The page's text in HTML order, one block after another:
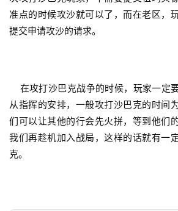
准点的时候攻沙就可以了，而在老区，
提交申请攻沙的请求。
在攻打沙巴克战争的时候，玩家一定
从指挥的安排，一般攻打沙巴克的时间
们可以让其他的行会先火拼，等到他们
我们再趁机加入战局，这样的话就有一
克。